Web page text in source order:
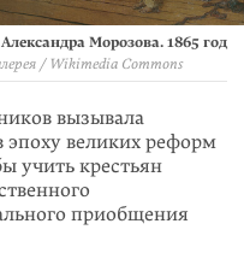
Морозова. 1865 год
/ Wikimedia Commons
вызывала
великих реформ
учить крестьян
приобщения